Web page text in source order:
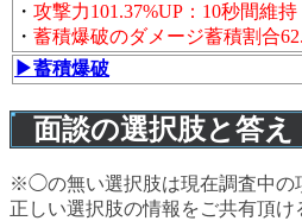
・ 攻撃力101.37%UP：10秒間維持
・ 蓄積爆破のダメージ蓄積割合
▶蓄積爆破
面談の選択肢と答え
※◯の無い選択肢は現在調査中の
正しい選択肢の情報をご共有頂け